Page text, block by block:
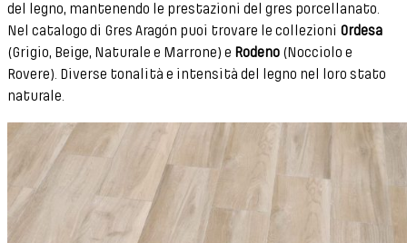
del legno, mantenendo le prestazioni del gres porcellanato.
Nel catalogo di Gres Aragón puoi trovare le collezioni Ordesa
(Grigio, Beige, Naturale e Marrone) e Rodeno (Nocciolo e
Rovere). Diverse tonalità e intensità del legno nel loro stato
naturale.